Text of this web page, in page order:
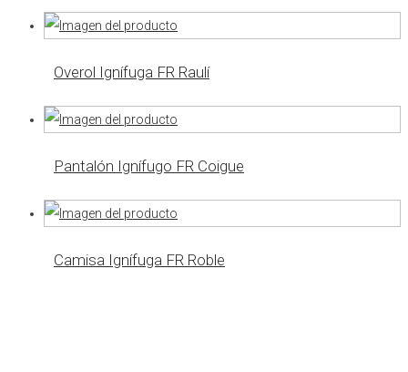
Overol Ignífuga FR Raulí
Pantalón Ignífugo FR Coigue
Camisa Ignífuga FR Roble